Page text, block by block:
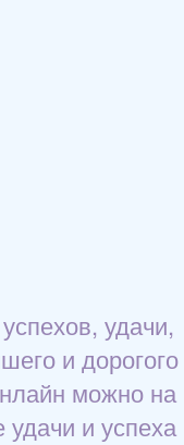
удачи,
и дорогого
можно на
и успеха